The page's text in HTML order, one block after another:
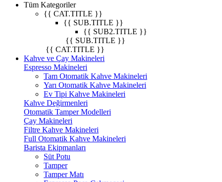
Tüm Kategoriler
{{ CAT.TITLE }}
{{ SUB.TITLE }}
{{ SUB2.TITLE }}
{{ SUB.TITLE }}
{{ CAT.TITLE }}
Kahve ve Çay Makineleri
Espresso Makineleri
Tam Otomatik Kahve Makineleri
Yarı Otomatik Kahve Makineleri
Ev Tipi Kahve Makineleri
Kahve Değirmenleri
Otomatik Tamper Modelleri
Çay Makineleri
Filtre Kahve Makineleri
Full Otomatik Kahve Makineleri
Barista Ekipmanları
Süt Potu
Tamper
Tamper Matı